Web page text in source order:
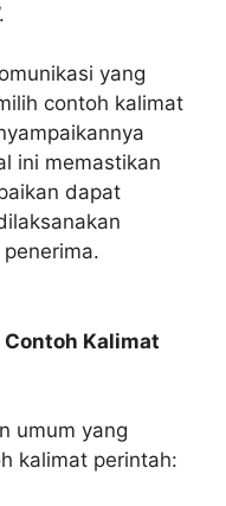
yang
contoh kalimat
ini memastikan
dapat
Kalimat
umum yang
kalimat perintah: